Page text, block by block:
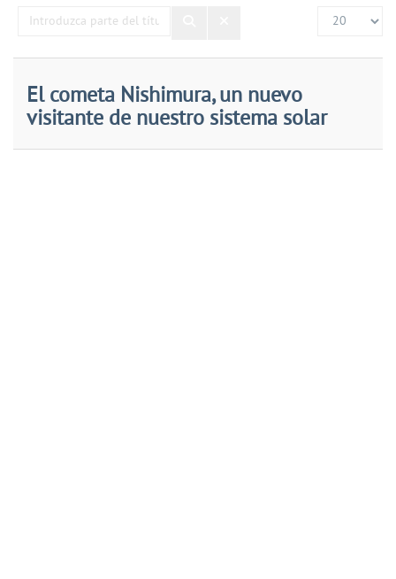
Introduzca
Cantidad
El cometa Nishimura, un nuevo
visitante de nuestro sistema solar